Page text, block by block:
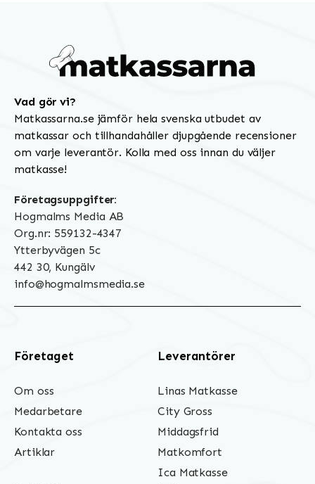
Vad gör vi?
Matkassarna.se jämför hela svenska utbudet av
matkassar och tillhandahåller djupgående recensioner
om varje leverantör. Kolla med oss innan du väljer
matkasse!
Företagsuppgifter:
Hogmalms Media AB
Org.nr: 559132-4347
Ytterbyvägen 5c
442 30, Kungälv
info@hogmalmsmedia.se
Företaget
Om oss
Medarbetare
Kontakta oss
Artiklar
Leverantörer
Linas Matkasse
City Gross
Middagsfrid
Matkomfort
Ica Matkasse